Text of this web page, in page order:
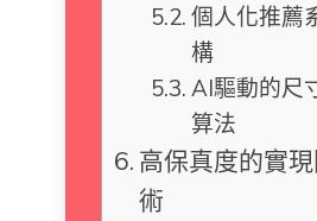
個人化推薦
構
AI驅動的尺
算法
高保真度的實
術